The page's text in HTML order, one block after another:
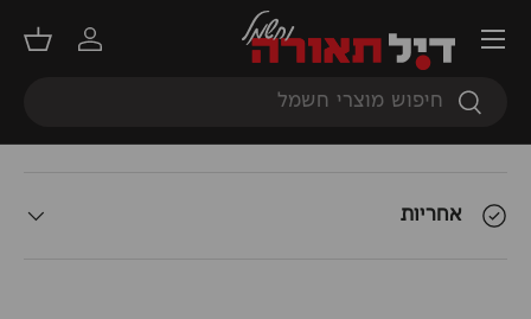
חיפוש
חיפוש
התחברות
סל
תפריט
תאור המוצר
אחריות